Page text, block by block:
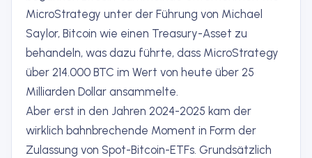
MicroStrategy unter der Führung von Michael
Saylor, Bitcoin wie einen Treasury-Asset zu
behandeln, was dazu führte, dass MicroStrategy
über 214.000 BTC im Wert von heute über 25
Milliarden Dollar ansammelte.
Aber erst in den Jahren 2024-2025 kam der
wirklich bahnbrechende Moment in Form der
Zulassung von Spot-Bitcoin-ETFs. Grundsätzlich